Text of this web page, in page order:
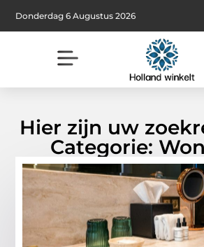
Donderdag 6 Augustus 2026
Hier zijn uw
Categorie: